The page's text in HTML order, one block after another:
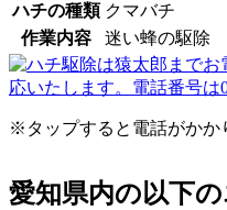
ハチの種類 クマバチ
作業内容
迷い蜂の駆除
※タップすると電話がかか
愛知県内の以下